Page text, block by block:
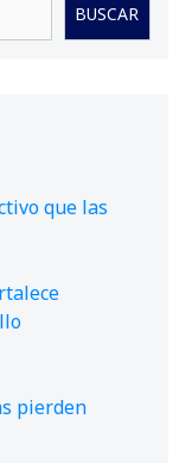
BUSCAR
que las
pierden